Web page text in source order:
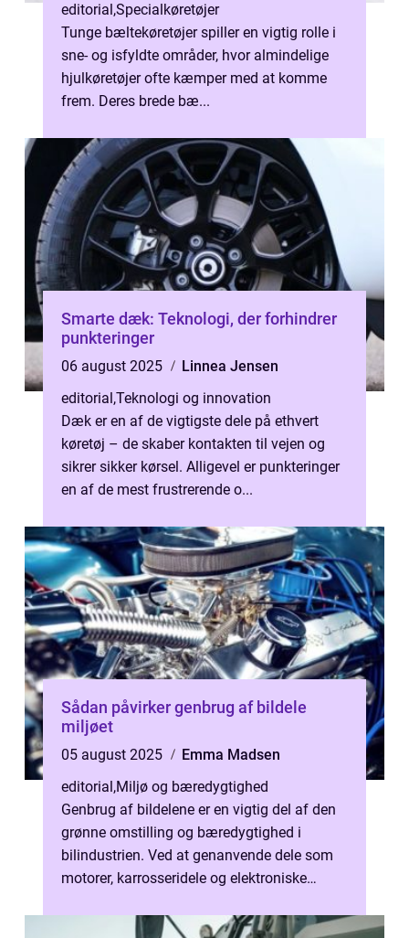
editorial,Specialkøretøjer
Tunge bæltekøretøjer spiller en vigtig rolle i
sne- og isfyldte områder, hvor almindelige
hjulkøretøjer ofte kæmper med at komme
frem. Deres brede bæ...
Smarte dæk: Teknologi, der forhindrer
punkteringer
06 august 2025
Linnea Jensen
editorial,Teknologi og innovation
Dæk er en af de vigtigste dele på ethvert
køretøj – de skaber kontakten til vejen og
sikrer sikker kørsel. Alligevel er punkteringer
en af de mest frustrerende o...
Sådan påvirker genbrug af bildele
miljøet
05 august 2025
Emma Madsen
editorial,Miljø og bæredygtighed
Genbrug af bildelene er en vigtig del af den
grønne omstilling og bæredygtighed i
bilindustrien. Ved at genanvende dele som
motorer, karrosseridele og elektroniske